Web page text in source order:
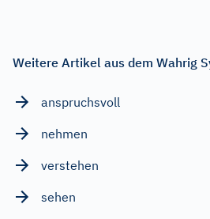
Weitere Artikel aus dem Wahrig
anspruchsvoll
nehmen
verstehen
sehen